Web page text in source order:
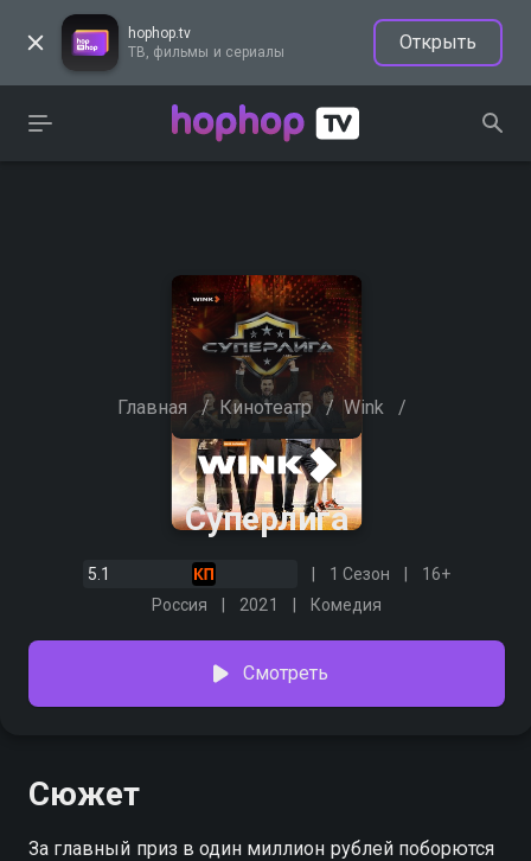
hophop.tv
ТВ, фильмы и сериалы
Открыть
Главная / Кинотеатр / Wink /
Суперлига
5.1 1 Сезон
16+
Россия
2021 Комедия
Смотреть
Сюжет
За главный приз в один миллион рублей поборются